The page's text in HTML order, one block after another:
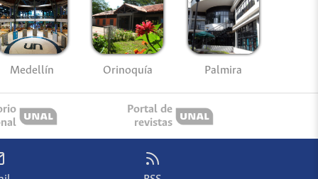
Medellín Orinoquía Palmira
Portal de
revistas